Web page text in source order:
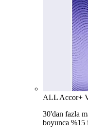
ALL Accor+
30'dan fazla
boyunca %15